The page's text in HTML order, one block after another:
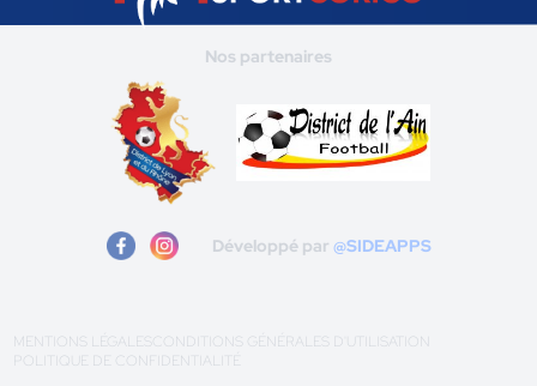
Nos partenaires
Développé par @SIDEAPPS
MENTIONS LÉGALES
CONDITIONS GÉNÉRALES D'UTILISATION
POLITIQUE DE CONFIDENTIALITÉ